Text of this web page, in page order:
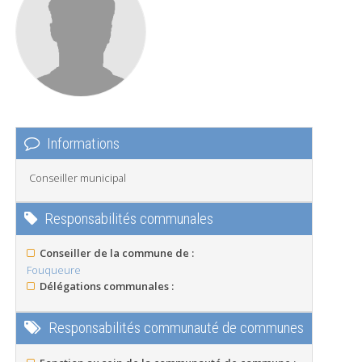
Informations
Conseiller municipal
Responsabilités communales
Conseiller de la commune de :
Fouqueure
Délégations communales :
Responsabilités communauté de communes